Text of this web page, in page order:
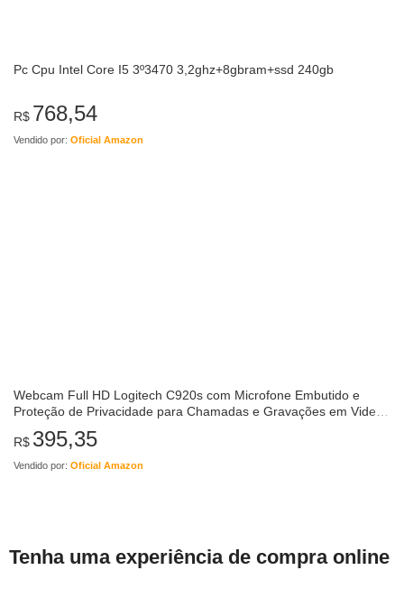
Pc Cpu Intel Core I5 3º3470 3,2ghz+8gbram+ssd 240gb
R$ 768,54
Vendido por: Oficial Amazon
Webcam Full HD Logitech C920s com Microfone Embutido e
Proteção de Privacidade para Chamadas e Gravações em Video
R$ 395,35
Vendido por: Oficial Amazon
Tenha uma experiência de compra online